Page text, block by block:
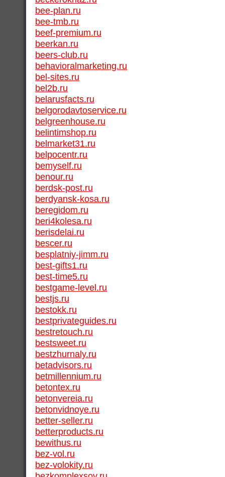
bee-plan.ru
bee-tmb.ru
beef-premium.ru
beerkan.ru
beers-club.ru
behavioralmarketing.ru
bel-sites.ru
bel2b.ru
belarusfacts.ru
belgorodavtoservice.ru
belgreenhouse.ru
belintimshop.ru
belmarket31.ru
belpocentr.ru
bemyself.ru
benour.ru
berdsk-post.ru
berdyansk-kosa.ru
beregidom.ru
beri4kolesa.ru
berisdelai.ru
bescer.ru
besplatniy-jimm.ru
best-gifts1.ru
best-time5.ru
bestgame-level.ru
bestjs.ru
bestokk.ru
bestprivateguides.ru
bestretouch.ru
bestsweet.ru
bestzhurnaly.ru
betadvisors.ru
betmillennium.ru
betontex.ru
betonvereia.ru
betonvidnoye.ru
better-seller.ru
betterproducts.ru
bewithus.ru
bez-vol.ru
bez-volokity.ru